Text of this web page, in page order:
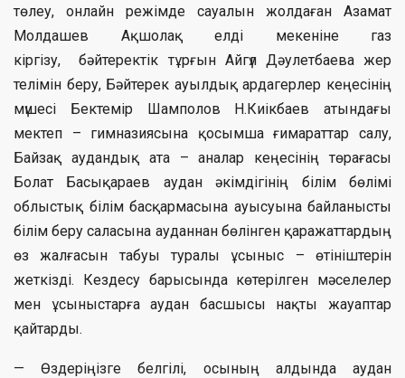
төлеу, онлайн режімде сауалын жолдаған Азамат
Молдашев Ақшолақ елді мекеніне газ
кіргізу, бәйтеректік тұрғын Айгүл Дәулетбаева жер
телімін беру, Бәйтерек ауылдық ардагерлер кеңесінің
мүшесі Бектемір Шамполов Н.Киікбаев атындағы
мектеп – гимназиясына қосымша ғимараттар салу,
Байзақ аудандық ата – аналар кеңесінің төрағасы
Болат Басықараев аудан әкімдігінің білім бөлімі
облыстық білім басқармасына ауысуына байланысты
білім беру саласына ауданнан бөлінген қаражаттардың
өз жалғасын табуы туралы ұсыныс – өтініштерін
жеткізді. Кездесу барысында көтерілген мәселелер
мен ұсыныстарға аудан басшысы нақты жауаптар
қайтарды.
— Өздеріңізге белгілі, осының алдында аудан